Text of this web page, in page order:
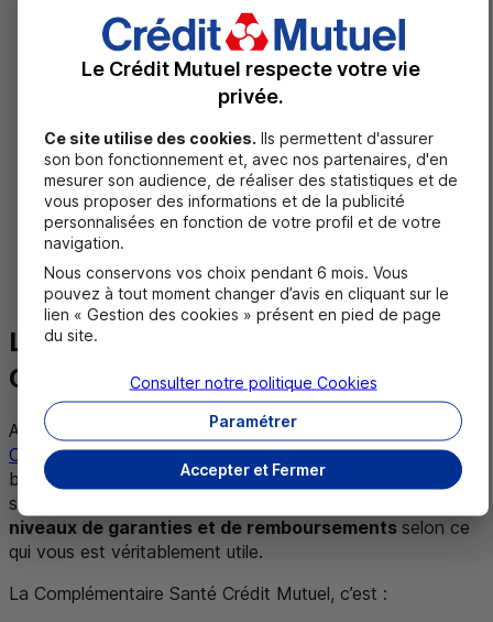
Vous avez 6 mois pour demander votre passage
vers une mutuelle dans le cadre de la loi Évin. Passé
ce délai, il sera trop tard et vous perdrez
définitivement vos droits. Vous devrez alors, à ce
moment-là, vous tourner vers une mutuelle
individuelle.
5. Une offre parfois moins compétitive que les
mutuelles individuelles
Faites le point. Une mutuelle individuelle pensée pour
les besoins de retraités peut être plus intéressante
aussi bien en matière de garanties que de tarifs.
La Complémentaire Santé du
Crédit Mutuel
Avec le Crédit Mutuel, vous bénéficiez d’une
Complémentaire Santé pour retraitéqui répond à vos
besoins réels. C'est simple, nous vous proposons une
solution sur-mesure qui
niveaux de garanties et de remboursements selon ce
qui vous est véritablement utile.
La Complémentaire Santé Crédit Mutuel, c’est :
Le Crédit Mutuel respecte votre vie
privée.
Ce site utilise des cookies. Ils permettent d'assurer
son bon fonctionnement et, avec nos partenaires, d'en
mesurer son audience, de réaliser des statistiques et de
vous proposer des informations et de la publicité
personnalisées en fonction de votre profil et de votre
navigation.
Nous conservons vos choix pendant 6 mois. Vous
pouvez à tout moment changer d’avis en cliquant sur le
lien « Gestion des cookies » présent en pied de page
du site.
Accepter et Fermer
Paramétrer
Consulter notre politique Cookies